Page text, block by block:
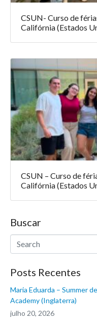
CSUN- Curso de
Califórnia (Estados
CSUN – Curso de
Califórnia (Estados
Buscar
Posts Recentes
Maria Eduarda – Summer
Academy (Inglaterra)
julho 20, 2026